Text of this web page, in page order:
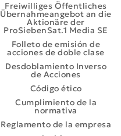
Freiwilliges Öffentliches
Übernahmeangebot an die
Aktionäre der
ProSiebenSat.1 Media SE
Folleto de emisión de
acciones de doble clase
Desdoblamiento Inverso
de Acciones
Código ético
Cumplimiento de la
normativa
Reglamento de la empresa